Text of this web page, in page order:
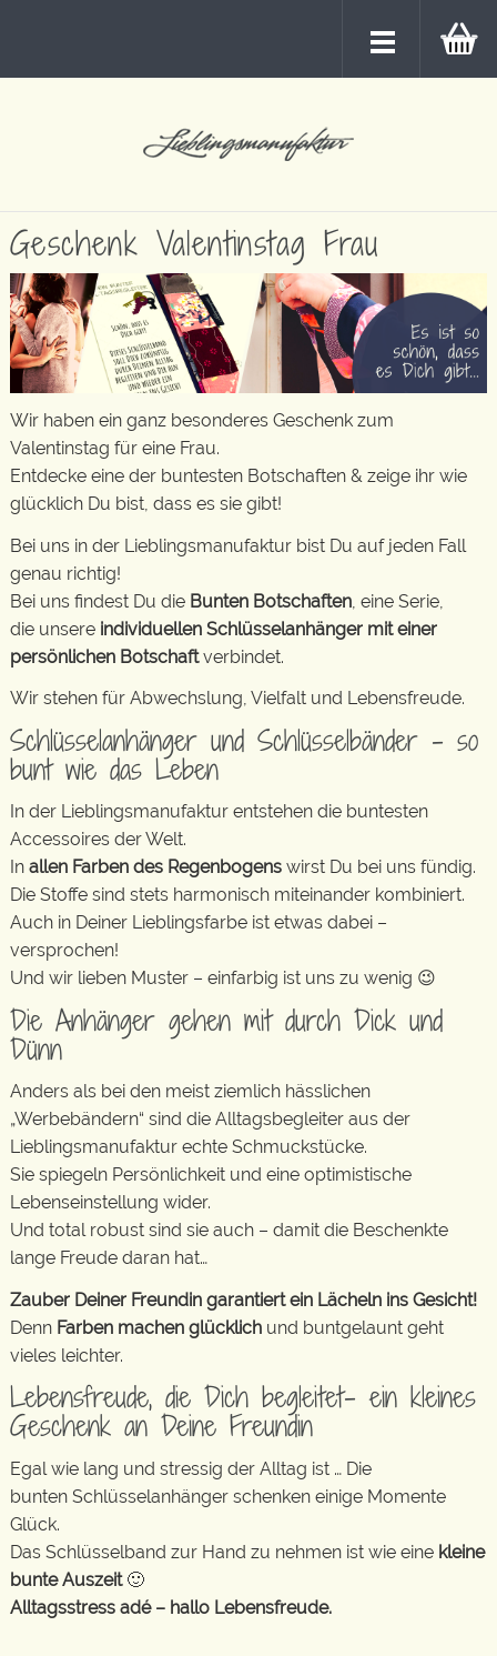
Geschenk Valentinstag Frau
Wir haben ein ganz besonderes Geschenk zum
Valentinstag für eine Frau.
Entdecke eine der buntesten Botschaften & zeige ihr wie
glücklich Du bist, dass es sie gibt!
Bei uns in der Lieblingsmanufaktur bist Du auf jeden Fall
genau richtig!
Bei uns findest Du die Bunten Botschaften , eine Serie,
die unsere individuellen Schlüsselanhänger mit einer
persönlichen Botschaftverbindet.
Wir stehen für Abwechslung, Vielfalt und Lebensfreude.
Schlüsselanhänger und Schlüsselbänder – so
bunt wie das Leben
In der Lieblingsmanufaktur entstehen die buntesten
Accessoires der Welt.
In allen Farben des Regenbogens wirst Du bei uns fündig.
Die Stoffe sind stets harmonisch miteinander kombiniert.
Auch in Deiner Lieblingsfarbe ist etwas dabei –
versprochen!
Und wir lieben Muster – einfarbig ist uns zu wenig 😉
Die Anhänger gehen mit durch Dick und
Dünn
Anders als bei den meist ziemlich hässlichen
„Werbebändern“ sind die Alltagsbegleiter aus der
Lieblingsmanufaktur echte Schmuckstücke.
Sie spiegeln Persönlichkeit und eine optimistische
Lebenseinstellung wider.
Und total robust sind sie auch – damit die Beschenkte
lange Freude daran hat…
Zauber Deiner Freundin garantiert ein Lächeln ins Gesicht!
Denn Farben machen glücklich und buntgelaunt geht
vieles leichter.
Lebensfreude, die Dich begleitet- ein kleines
Geschenk an Deine Freundin
Egal wie lang und stressig der Alltag ist … Die
bunten Schlüsselanhänger schenken einige Momente
Glück.
Das Schlüsselband zur Hand zu nehmen ist wie eine kleine
bunte Auszeit🙂
Alltagsstress adé – hallo Lebensfreude.